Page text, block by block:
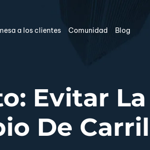
a los clientes Comunidad
Blog
Evitar
De Carril